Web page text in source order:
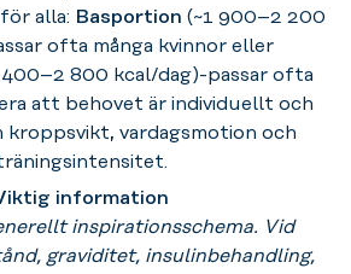
alla: Basportion (~1 900–2 200
ofta många kvinnor eller
400–2 800 kcal/dag)-passar ofta
att behovet är individuellt och
kroppsvikt, vardagsmotion och
information
inspirationsschema. Vid
graviditet, insulinbehandling,